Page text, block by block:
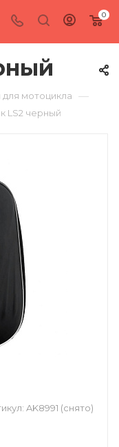
0
мотоцикла —
LS2 черный
AK8991 (снято)